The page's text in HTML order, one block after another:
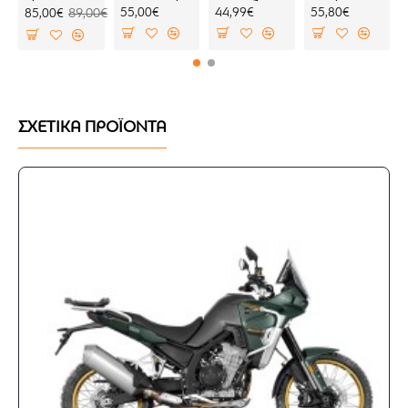
τοποθέτησης
85,00€ 89,00€
55,00€
44,99€
55,80€
ΣΧΕΤΙΚΑ ΠΡΟΪΟΝΤΑ